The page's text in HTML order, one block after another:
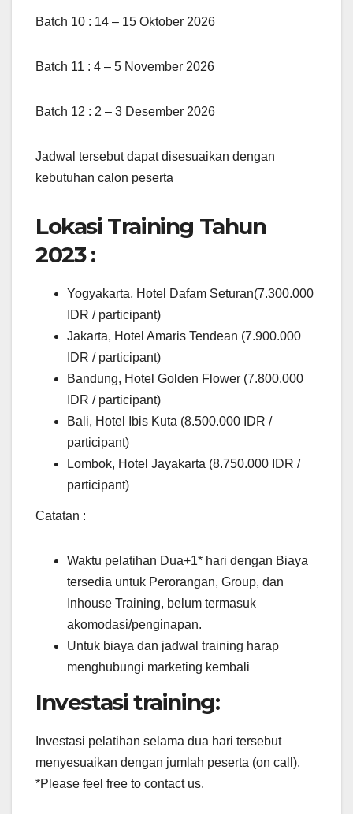
Batch 10 : 14 – 15 Oktober 2026
Batch 11 : 4 – 5 November 2026
Batch 12 : 2 – 3 Desember 2026
Jadwal tersebut dapat disesuaikan dengan
kebutuhan calon peserta
Lokasi Training Tahun
2023 :
Yogyakarta, Hotel Dafam Seturan(7.300.000
IDR / participant)
Jakarta, Hotel Amaris Tendean (7.900.000
IDR / participant)
Bandung, Hotel Golden Flower (7.800.000
IDR / participant)
Bali, Hotel Ibis Kuta (8.500.000 IDR /
participant)
Lombok, Hotel Jayakarta (8.750.000 IDR /
participant)
Catatan :
Waktu pelatihan Dua+1* hari dengan Biaya
tersedia untuk Perorangan, Group, dan
Inhouse Training, belum termasuk
akomodasi/penginapan.
Untuk biaya dan jadwal training harap
menghubungi marketing kembali
Investasi training:
Investasi pelatihan selama dua hari tersebut
menyesuaikan dengan jumlah peserta (on call).
*Please feel free to contact us.